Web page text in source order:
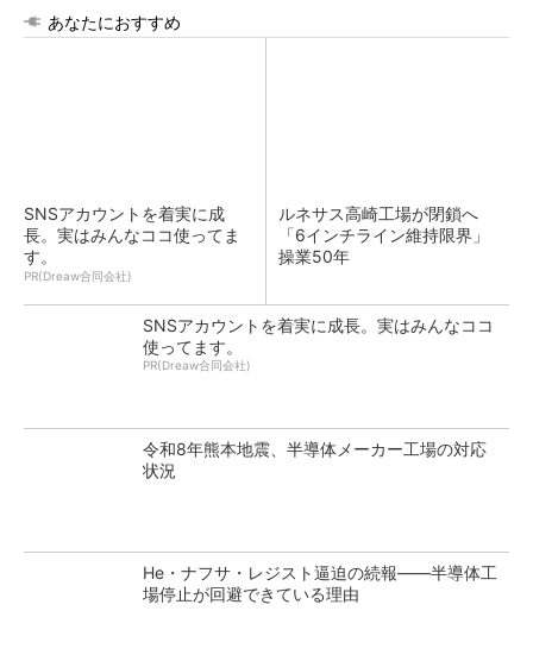
あなたにおすすめ
SNSアカウントを着実に成
長。実はみんなココ使ってま
す。
PR(Dreaw合同会社)
ルネサス高崎工場が閉鎖へ
「6インチライン維持限界」
操業50年
SNSアカウントを着実に成長。実はみんなココ
使ってます。
PR(Dreaw合同会社)
令和8年熊本地震、半導体メーカー工場の対応
状況
He・ナフサ・レジスト逼迫の続報――半導体工
場停止が回避できている理由